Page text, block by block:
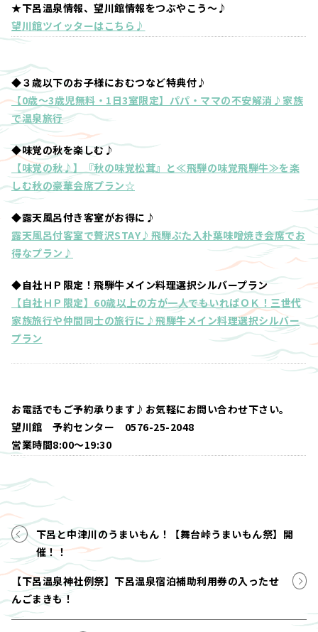
★下呂温泉情報、望川館情報をつぶやこう～♪
望川館ツイッターはこちら♪
◆３歳以下のお子様におむつなど特典付♪
【0歳～3歳児無料・1日3室限定】パパ・ママの不安解消♪家族
で温泉旅行
◆味覚の秋を楽しむ♪
【味覚の秋♪】『秋の味覚松茸』と≪飛騨の味覚飛騨牛≫を楽
しむ秋の豪華会席プラン☆
◆露天風呂付き客室がお得に♪
露天風呂付客室で贅沢STAY♪飛騨ぶた入朴葉味噌焼き会席でお
得なプラン♪
◆自社ＨＰ限定！飛騨牛メイン料理選択シルバープラン
【自社ＨＰ限定】60歳以上の方が一人でもいればＯＫ！三世代
家族旅行や仲間同士の旅行に♪飛騨牛メイン料理選択シルバー
プラン
お電話でもご予約承ります♪お気軽にお問い合わせ下さい。
望川館 予約センター 0576-25-2048
営業時間8:00～19:30
下呂と中津川のうまいもん！【舞台峠うまいもん祭】開
催！！
【下呂温泉神社例祭】下呂温泉宿泊補助利用券の入ったせ
んごまきも！